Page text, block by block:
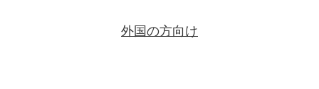
外国の方向け